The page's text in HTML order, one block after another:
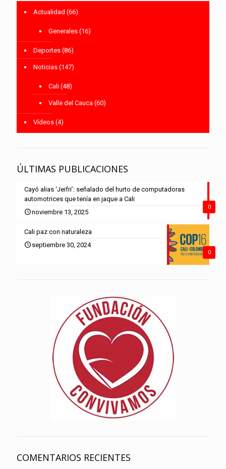
Actualidad (66)
Generales (16)
Deportes (86)
Noticias (147)
Cali (48)
Valle del Cauca (60)
Vídeos (4)
ÚLTIMAS PUBLICACIONES
0
Cayó alias ‘Jeifri’: señalado del hurto de computadoras
automotrices que tenía en jaque a Cali
noviembre 13, 2025
0
Cali paz con naturaleza
septiembre 30, 2024
COMENTARIOS RECIENTES